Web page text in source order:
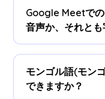
するとすぐにリ
翻訳が使えます。
Google Meetで
音声か、それとも
現在、字幕で公
ゴル語(モンゴル)
わせください。
モンゴル語(モン
できますか？